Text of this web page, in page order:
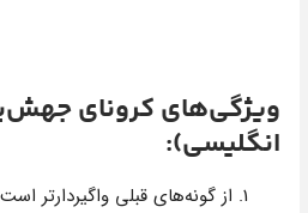
ویژگی‌های کرونای
انگلیسی):
از گونه‌های قبلی واگیردارتر